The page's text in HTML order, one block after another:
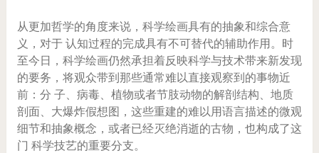
从更加哲学的角度来说，科学绘画具有的抽象和综合意
义，对于 认知过程的完成具有不可替代的辅助作用。时
至今日，科学绘画仍然承担着反映科学与技术带来新发现
的要务，将观众带到那些通常难以直接观察到的事物近
前：分 子、病毒、植物或者节肢动物的解剖结构、地质
剖面、大爆炸假想图，这些重建的难以用语言描述的微观
细节和抽象概念，或者已经灭绝消逝的古物，也构成了这
门 科学技艺的重要分支。